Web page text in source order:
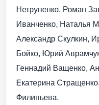
Нетруненко, Роман
Иванченко, Наталья
Александр Скулкин,
Бойко, Юрий
Геннадий Ващенко,
Екатерина
Филипьева.